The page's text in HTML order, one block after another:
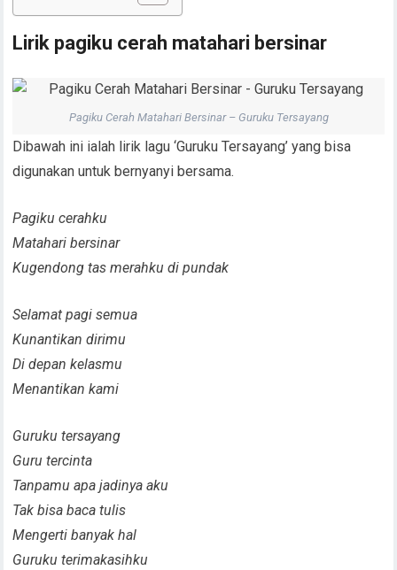
Lirik pagiku cerah matahari bersinar
Pagiku Cerah Matahari Bersinar – Guruku Tersayang
Dibawah ini ialah lirik lagu ‘Guruku Tersayang’ yang bisa
digunakan untuk bernyanyi bersama.
Pagiku cerahku
Matahari bersinar
Kugendong tas merahku di pundak
Selamat pagi semua
Kunantikan dirimu
Di depan kelasmu
Menantikan kami
Guruku tersayang
Guru tercinta
Tanpamu apa jadinya aku
Tak bisa baca tulis
Mengerti banyak hal
Guruku terimakasihku